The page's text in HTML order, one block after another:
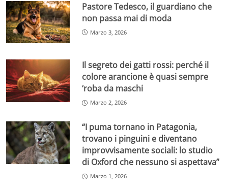
Pastore Tedesco, il guardiano che
non passa mai di moda
Marzo 3, 2026
Il segreto dei gatti rossi: perché il
colore arancione è quasi sempre
‘roba da maschi
Marzo 2, 2026
“I puma tornano in Patagonia,
trovano i pinguini e diventano
improvvisamente sociali: lo studio
di Oxford che nessuno si aspettava”
Marzo 1, 2026